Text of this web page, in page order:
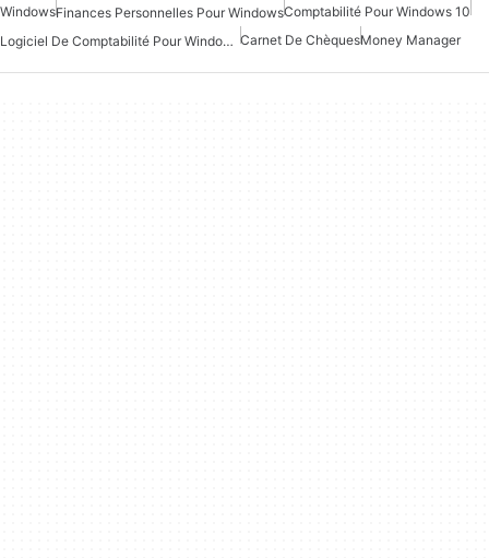
WindowsFinances Personnelles Pour WindowsComptabilité Pour Windows 10
Logiciel De Comptabilité Pour Windows 10 Carnet De ChèquesMoney Manager